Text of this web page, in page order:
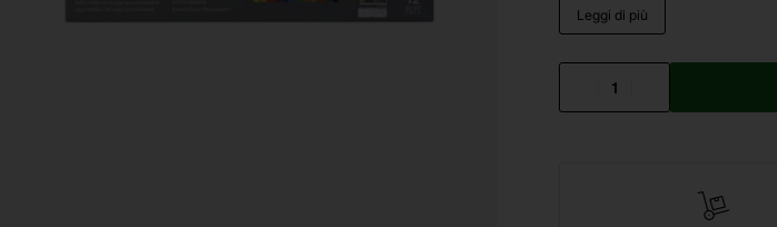
Leggi di più